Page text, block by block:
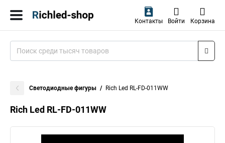
Контакты Войти Корзина
Светодиодные фигуры Rich Led RL-FD-011WW
Rich Led RL-FD-011WW